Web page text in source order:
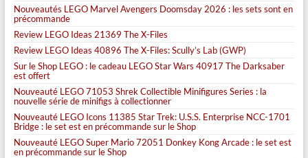
Nouveautés LEGO Marvel Avengers Doomsday 2026 : les sets sont en
précommande
Review LEGO Ideas 21369 The X-Files
Review LEGO Ideas 40896 The X-Files: Scully’s Lab (GWP)
Sur le Shop LEGO : le cadeau LEGO Star Wars 40917 The Darksaber
est offert
Nouveauté LEGO 71053 Shrek Collectible Minifigures Series : la
nouvelle série de minifigs à collectionner
Nouveauté LEGO Icons 11385 Star Trek: U.S.S. Enterprise NCC-1701
Bridge : le set est en précommande sur le Shop
Nouveauté LEGO Super Mario 72051 Donkey Kong Arcade : le set est
en précommande sur le Shop